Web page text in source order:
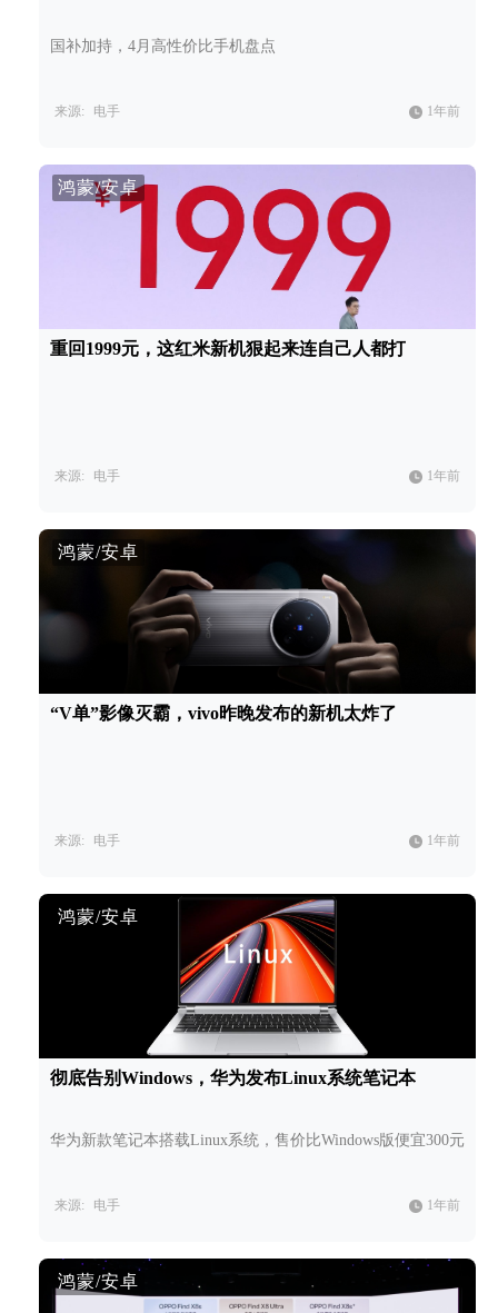
国补加持，4月高性价比手机盘点
来源: 电手 1年前
鸿蒙/安卓
重回1999元，这红米新机狠起来连自己人都打
来源: 电手 1年前
鸿蒙/安卓
“V单”影像灭霸，vivo昨晚发布的新机太炸了
来源: 电手 1年前
鸿蒙/安卓
彻底告别Windows，华为发布Linux系统笔记本
华为新款笔记本搭载Linux系统，售价比Windows版便宜300元
来源: 电手 1年前
鸿蒙/安卓